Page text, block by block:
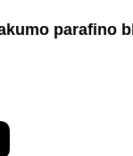
parafino